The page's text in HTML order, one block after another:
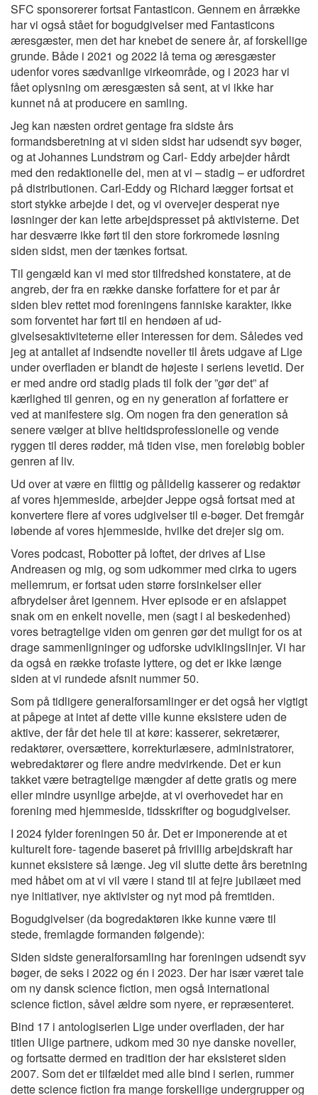
SFC sponsorerer fortsat Fantasticon. Gennem en årrække
har vi også stået for bogudgivelser med Fantasticons
æresgæster, men det har knebet de senere år, af forskellige
grunde. Både i 2021 og 2022 lå tema og æresgæster
udenfor vores sædvanlige virkeområde, og i 2023 har vi
fået oplysning om æresgæsten så sent, at vi ikke har
kunnet nå at producere en samling.
Jeg kan næsten ordret gentage fra sidste års
formandsberetning at vi siden sidst har udsendt syv bøger,
og at Johannes Lundstrøm og Carl- Eddy arbejder hårdt
med den redaktionelle del, men at vi – stadig – er udfordret
på distributionen. Carl-Eddy og Richard lægger fortsat et
stort stykke arbejde i det, og vi overvejer desperat nye
løsninger der kan lette arbejdspresset på aktivisterne. Det
har desværre ikke ført til den store forkromede løsning
siden sidst, men der tænkes fortsat.
Til gengæld kan vi med stor tilfredshed konstatere, at de
angreb, der fra en række danske forfattere for et par år
siden blev rettet mod foreningens fanniske karakter, ikke
som forventet har ført til en hendøen af ud-
givelsesaktiviteterne eller interessen for dem. Således ved
jeg at antallet af indsendte noveller til årets udgave af Lige
under overfladen er blandt de højeste i seriens levetid. Der
er med andre ord stadig plads til folk der ”gør det” af
kærlighed til genren, og en ny generation af forfattere er
ved at manifestere sig. Om nogen fra den generation så
senere vælger at blive heltidsprofessionelle og vende
ryggen til deres rødder, må tiden vise, men foreløbig bobler
genren af liv.
Ud over at være en flittig og pålidelig kasserer og redaktør
af vores hjemmeside, arbejder Jeppe også fortsat med at
konvertere flere af vores udgivelser til e-bøger. Det fremgår
løbende af vores hjemmeside, hvilke det drejer sig om.
Vores podcast, Robotter på loftet, der drives af Lise
Andreasen og mig, og som udkommer med cirka to ugers
mellemrum, er fortsat uden større forsinkelser eller
afbrydelser året igennem. Hver episode er en afslappet
snak om en enkelt novelle, men (sagt i al beskedenhed)
vores betragtelige viden om genren gør det muligt for os at
drage sammenligninger og udforske udviklingslinjer. Vi har
da også en række trofaste lyttere, og det er ikke længe
siden at vi rundede afsnit nummer 50.
Som på tidligere generalforsamlinger er det også her vigtigt
at påpege at intet af dette ville kunne eksistere uden de
aktive, der får det hele til at køre: kasserer, sekretærer,
redaktører, oversættere, korrekturlæsere, administratorer,
webredaktører og flere andre medvirkende. Det er kun
takket være betragtelige mængder af dette gratis og mere
eller mindre usynlige arbejde, at vi overhovedet har en
forening med hjemmeside, tidsskrifter og bogudgivelser.
I 2024 fylder foreningen 50 år. Det er imponerende at et
kulturelt fore- tagende baseret på frivillig arbejdskraft har
kunnet eksistere så længe. Jeg vil slutte dette års beretning
med håbet om at vi vil være i stand til at fejre jubilæet med
nye initiativer, nye aktivister og nyt mod på fremtiden.
Bogudgivelser (da bogredaktøren ikke kunne være til
stede, fremlagde formanden følgende):
Siden sidste generalforsamling har foreningen udsendt syv
bøger, de seks i 2022 og én i 2023. Der har især været tale
om ny dansk science fiction, men også international
science fiction, såvel ældre som nyere, er repræsenteret.
Bind 17 i antologiserien Lige under overfladen, der har
titlen Ulige partnere, udkom med 30 nye danske noveller,
og fortsatte dermed en tradition der har eksisteret siden
2007. Som det er tilfældet med alle bind i serien, rummer
dette science fiction fra mange forskellige undergrupper og